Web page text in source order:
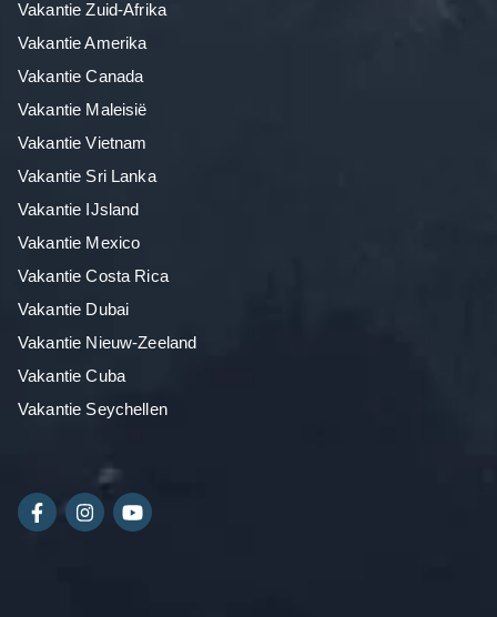
Vakantie Zuid-Afrika
Vakantie Amerika
Vakantie Canada
Vakantie Maleisië
Vakantie Vietnam
Vakantie Sri Lanka
Vakantie IJsland
Vakantie Mexico
Vakantie Costa Rica
Vakantie Dubai
Vakantie Nieuw-Zeeland
Vakantie Cuba
Vakantie Seychellen